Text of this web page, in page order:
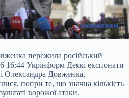
пережила російський
16:44 Укрінформ Деякі експонати
Олександра Довженка,
попри те, що значна кількість
ворожої атаки.